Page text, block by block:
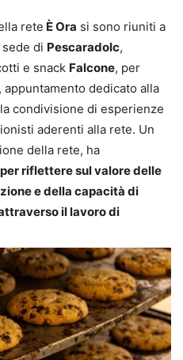
rete È Ora si sono riuniti a
di Pescaradolc,
e snack Falcone, per
appuntamento dedicato alla
condivisione di esperienze
aderenti alla rete. Un
della rete, ha
per riflettere sul valore delle
e della capacità di
il lavoro di